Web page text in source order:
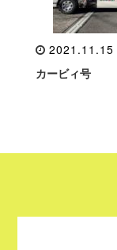
2021.11.15
カービィ号